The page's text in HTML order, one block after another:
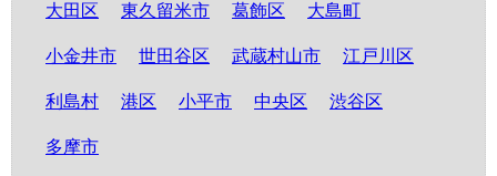
大田区 東久留米市 葛飾区 大島町
小金井市 世田谷区 武蔵村山市 江戸川区
利島村 港区 小平市 中央区 渋谷区
多摩市